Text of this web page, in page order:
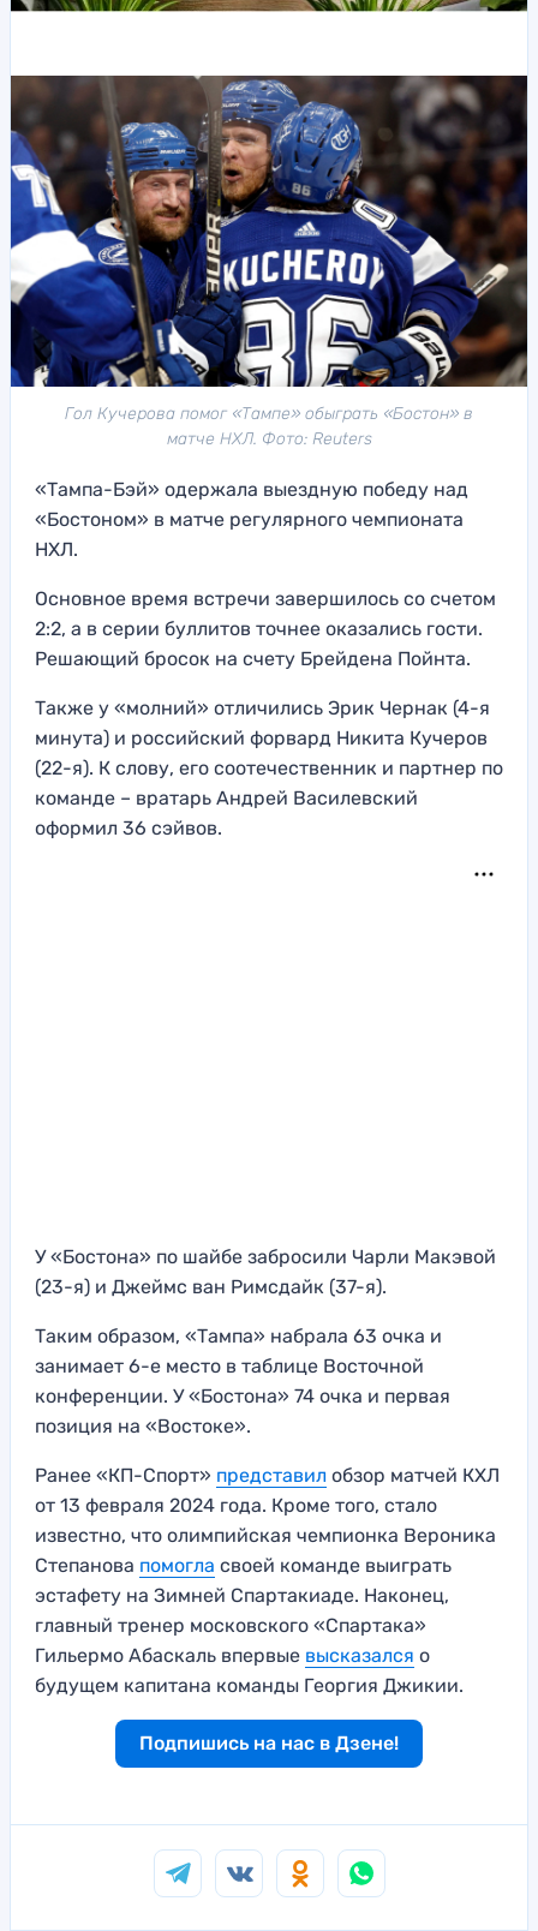
Гол Кучерова помог «Тампе» обыграть «Бостон» в
матче НХЛ. Фото: Reuters
«Тампа-Бэй» одержала выездную победу над
«Бостоном» в матче регулярного чемпионата
НХЛ.
Основное время встречи завершилось со счетом
2:2, а в серии буллитов точнее оказались гости.
Решающий бросок на счету Брейдена Пойнта.
Также у «молний» отличились Эрик Чернак (4-я
минута) и российский форвард Никита Кучеров
(22-я). К слову, его соотечественник и партнер по
команде – вратарь Андрей Василевский
оформил 36 сэйвов.
У «Бостона» по шайбе забросили Чарли Макэвой
(23-я) и Джеймс ван Римсдайк (37-я).
Таким образом, «Тампа» набрала 63 очка и
занимает 6-е место в таблице Восточной
конференции. У «Бостона» 74 очка и первая
позиция на «Востоке».
Ранее «КП-Спорт» представил обзор матчей КХЛ
от 13 февраля 2024 года. Кроме того, стало
известно, что олимпийская чемпионка Вероника
Степанова помогла своей команде выиграть
эстафету на Зимней Спартакиаде. Наконец,
главный тренер московского «Спартака»
Гильермо Абаскаль впервые высказался о
будущем капитана команды Георгия Джикии.
Подпишись на нас в Дзене!